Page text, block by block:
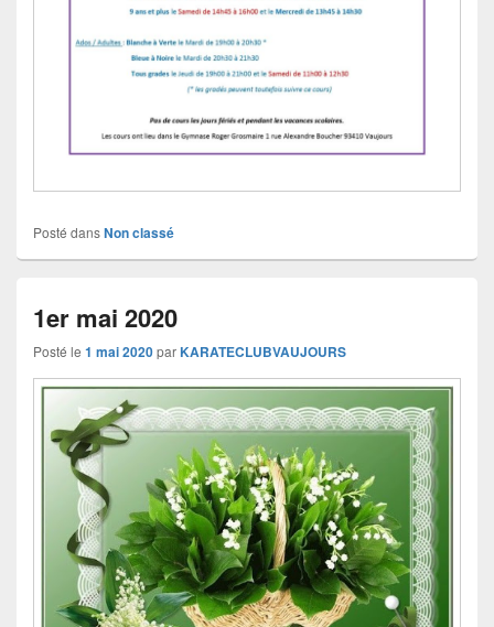
Posté dansNon classé
1er mai 2020
Posté le 1 mai 2020parKARATECLUBVAUJOURS